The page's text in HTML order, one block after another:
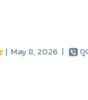
| May 8, 2026 | ดู